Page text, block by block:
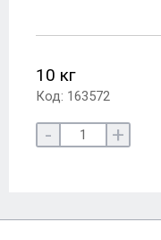
10 кг
Код: 163572
- +